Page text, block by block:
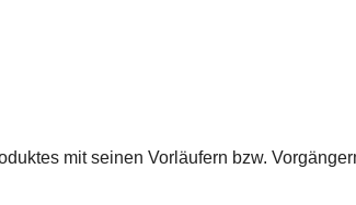
mit seinen Vorläufern bzw.